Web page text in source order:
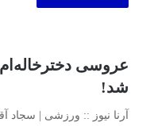
عروسی دخترخاله‌ام
شد!
آرنا نیوز :: ورزشی | سجاد